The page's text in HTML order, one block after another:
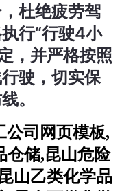
杜绝疲劳驾
行“行驶4小
，并严格按照
驶，切实保
。